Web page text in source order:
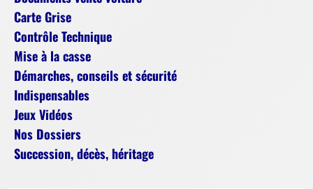
Carte Grise
Contrôle Technique
Mise à la casse
Démarches, conseils et sécurité
Indispensables
Jeux Vidéos
Nos Dossiers
Succession, décès, héritage